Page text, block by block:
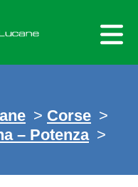
> Corse >
– Potenza >